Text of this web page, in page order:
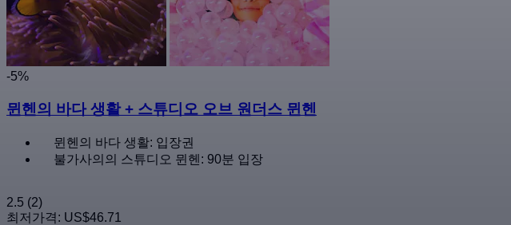
-5%
뮌헨의 바다 생활 + 스튜디오 오브 원더스 뮌헨
뮌헨의 바다 생활: 입장권
불가사의의 스튜디오 뮌헨: 90분 입장
2.5 (2)
최저가격: US$46.71